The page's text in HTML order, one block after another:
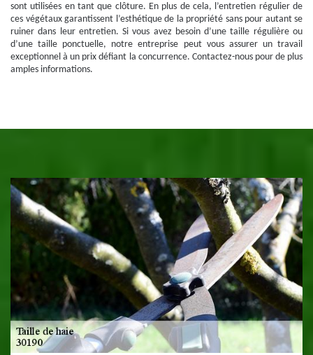
sont utilisées en tant que clôture. En plus de cela, l’entretien régulier de
ces végétaux garantissent l’esthétique de la propriété sans pour autant se
ruiner dans leur entretien. Si vous avez besoin d’une taille régulière ou
d’une taille ponctuelle, notre entreprise peut vous assurer un travail
exceptionnel à un prix défiant la concurrence. Contactez-nous pour de plus
amples informations.